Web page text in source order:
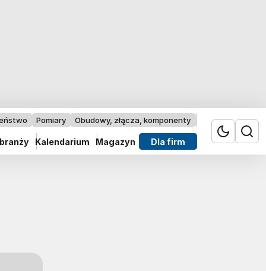
Pomiary Obudowy, złącza, komponenty Przemysł 4.0
Kalendarium Magazyn Dla firm